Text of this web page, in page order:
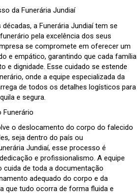
da Funerária Jundiaí
a Funerária Jundiaí tem se
pela excelência dos seus
se compromete em oferecer um
e empático, garantindo que cada família
e dignidade. Esse cuidado se estende
onde a equipe especializada da
de todos os detalhes logísticos para
e segura.
Funerário
o deslocamento do corpo do falecido
seja dentro do país ou
Jundiaí, esse processo é
e profissionalismo. A equipe
cuida de toda a documentação
adequado do corpo e da
que tudo ocorra de forma fluida e